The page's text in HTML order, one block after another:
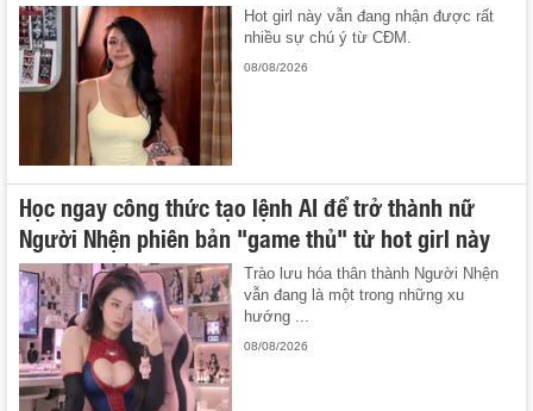
Hot girl này vẫn đang nhận được rất
nhiều sự chú ý từ CĐM.
08/08/2026
Học ngay công thức tạo lệnh AI để trở thành nữ
Người Nhện phiên bản "game thủ" từ hot girl này
Trào lưu hóa thân thành Người Nhện
vẫn đang là một trong những xu
hướng ...
08/08/2026